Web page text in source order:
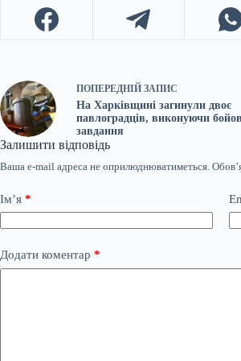
ПОПЕРЕДНІЙ ЗАПИС
На Харківщині загинули двоє
павлоградців, виконуючи
завдання
Залишити відповідь
Ваша e-mail адреса не оприлюднюватиметься.
Ім’я *
Додати коментар *